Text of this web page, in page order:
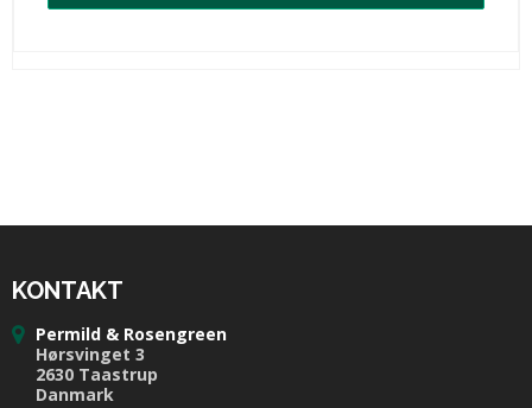
KONTAKT
Permild & Rosengreen
Hørsvinget 3
2630 Taastrup
Danmark